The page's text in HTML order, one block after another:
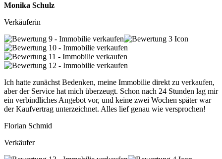
Monika Schulz
Verkäuferin
Ich hatte zunächst Bedenken, meine Immobilie direkt zu verkaufen,
aber der Service hat mich überzeugt. Schon nach 24 Stunden lag mir
ein verbindliches Angebot vor, und keine zwei Wochen später war
der Kaufvertrag unterzeichnet. Alles lief genau wie versprochen!
Florian Schmid
Verkäufer